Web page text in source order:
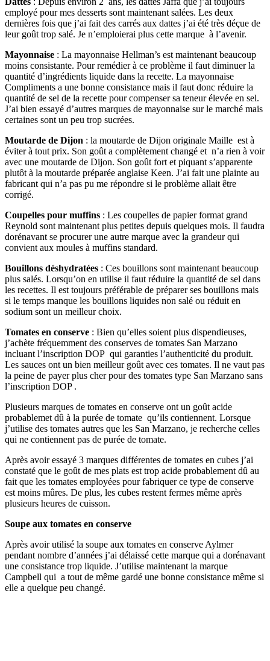
employé pour mes desserts sont maintenant salées. Les deux
dernières fois que j’ai fait des carrés aux dattes j’ai été très déçue de
leur goût trop salé. Je n’emploierai plus cette marque à l’avenir.
Mayonnaise : La mayonnaise Hellman’s est maintenant beaucoup
moins consistante. Pour remédier à ce problème il faut diminuer la
quantité d’ingrédients liquide dans la recette. La mayonnaise
Compliments a une bonne consistance mais il faut donc réduire la
quantité de sel de la recette pour compenser sa teneur élevée en sel.
J’ai bien essayé d’autres marques de mayonnaise sur le marché mais
certaines sont un peu trop sucrées.
Moutarde de Dijon : la moutarde de Dijon originale Maille est à
éviter à tout prix. Son goût a complètement changé et n’a rien à voir
avec une moutarde de Dijon. Son goût fort et piquant s’apparente
plutôt à la moutarde préparée anglaise Keen. J’ai fait une plainte au
fabricant qui n’a pas pu me répondre si le problème allait être
corrigé.
Coupelles pour muffins : Les coupelles de papier format grand
Reynold sont maintenant plus petites depuis quelques mois. Il faudra
dorénavant se procurer une autre marque avec la grandeur qui
convient aux moules à muffins standard.
Bouillons déshydratées : Ces bouillons sont maintenant beaucoup
plus salés. Lorsqu’on en utilise il faut réduire la quantité de sel dans
les recettes. Il est toujours préférable de préparer ses bouillons mais
si le temps manque les bouillons liquides non salé ou réduit en
sodium sont un meilleur choix.
Tomates en conserve : Bien qu’elles soient plus dispendieuses,
j’achète fréquemment des conserves de tomates San Marzano
incluant l’inscription DOP qui garanties l’authenticité du produit.
Les sauces ont un bien meilleur goût avec ces tomates. Il ne vaut pas
la peine de payer plus cher pour des tomates type San Marzano sans
l’inscription DOP .
Plusieurs marques de tomates en conserve ont un goût acide
probablemet dû à la purée de tomate qu’ils contiennent. Lorsque
j’utilise des tomates autres que les San Marzano, je recherche celles
qui ne contiennent pas de purée de tomate.
Après avoir essayé 3 marques différentes de tomates en cubes j’ai
constaté que le goût de mes plats est trop acide probablement dû au
fait que les tomates employées pour fabriquer ce type de conserve
est moins mûres. De plus, les cubes restent fermes même après
plusieurs heures de cuisson.
Soupe aux tomates en conserve
Après avoir utilisé la soupe aux tomates en conserve Aylmer
pendant nombre d’années j’ai délaissé cette marque qui a dorénavant
une consistance trop liquide. J’utilise maintenant la marque
Campbell qui a tout de même gardé une bonne consistance même si
elle a quelque peu changé.